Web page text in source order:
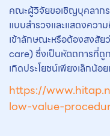
คณะผู้วิจัยขอเชิญบุคลาก
แบบสำรวจและแสดงควา
เข้าลักษณะหรือต้องสงสั
care) ซึ่งเป็นหัตถการที่ถูก
เกิดประโยชน์เพียงเล็กน้
https://
low-value-